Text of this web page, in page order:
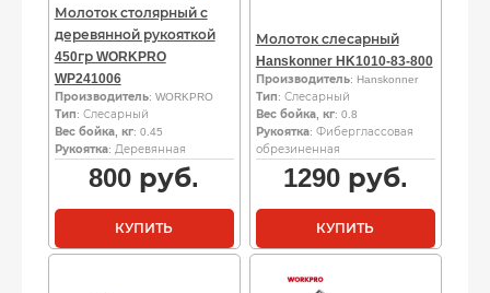
Молоток столярный с
деревянной рукояткой
450гр WORKPRO
WP241006
Производитель: WORKPRO
Тип: Слесарный
Вес бойка, кг: 0.45
Рукоятка: Деревянная
800 руб.
КУПИТЬ
Молоток слесарный
Hanskonner HK1010-83-800
Производитель: Hanskonner
Тип: Слесарный
Вес бойка, кг: 0.8
Рукоятка: Фиберглассовая
обрезиненная
1290руб.
КУПИТЬ